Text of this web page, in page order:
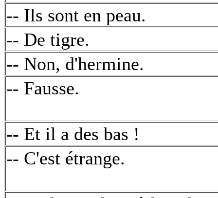
-- Ils sont en peau.
-- De tigre.
-- Non, d'hermine.
-- Fausse.
-- Et il a des bas !
-- C'est étrange.